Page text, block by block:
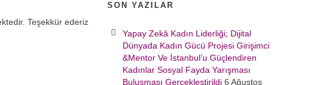
Teşekkür ederiz
SON YAZILAR
Yapay Zekâ Kadın Liderliği; Dijital
Dünyada Kadın Gücü Projesi Girişimci
&Mentor Ve İstanbul’u Güçlendiren
Kadınlar Sosyal Fayda Yarışması
Buluşması Gerçekleştirildi 6 Ağustos